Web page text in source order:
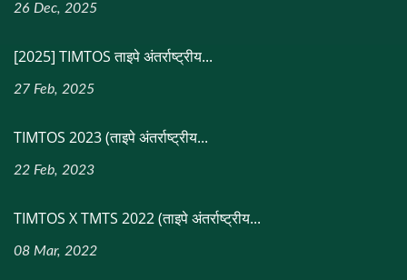
26 Dec, 2025
[2025] TIMTOS ताइपे अंतर्राष्ट्रीय...
27 Feb, 2025
TIMTOS 2023 (ताइपे अंतर्राष्ट्रीय...
22 Feb, 2023
TIMTOS X TMTS 2022 (ताइपे अंतर्राष्ट्रीय...
08 Mar, 2022